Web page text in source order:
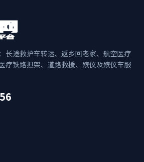
长途救护车转运、返乡回老家、航空医疗
疗铁路担架、道路救援、殡仪及殡仪车服